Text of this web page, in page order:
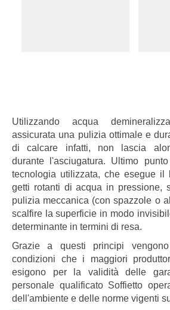
Utilizzando acqua
assicurata una pulizia ottimale e
di calcare infatti, non lascia
durante l'asciugatura. Ultimo
tecnologia utilizzata, che esegue il
getti rotanti di acqua in pressione,
pulizia meccanica (con spazzole o
scalfire la superficie in modo
determinante in termini di resa.
Grazie a questi principi
condizioni che i maggiori
esigono per la validità delle
personale qualificato Soffietto
dell'ambiente e delle norme vigenti